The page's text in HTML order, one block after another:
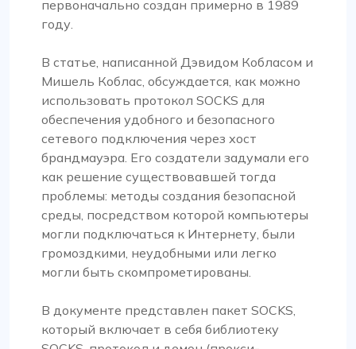
первоначально создан примерно в 1989
году.
В статье, написанной Дэвидом Кобласом и
Мишель Коблас, обсуждается, как можно
использовать протокол SOCKS для
обеспечения удобного и безопасного
сетевого подключения через хост
брандмауэра. Его создатели задумали его
как решение существовавшей тогда
проблемы: методы создания безопасной
среды, посредством которой компьютеры
могли подключаться к Интернету, были
громоздкими, неудобными или легко
могли быть скомпрометированы.
В документе представлен пакет SOCKS,
который включает в себя библиотеку